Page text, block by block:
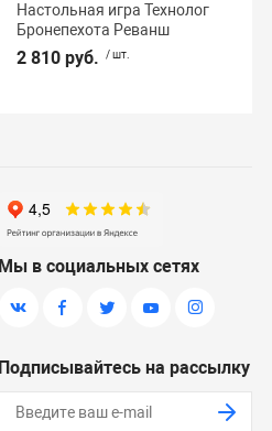
Настольная игра Технолог
Бронепехота Реванш
2 810 руб. / шт.
Мы в социальных сетях
Подписывайтесь на рассылку